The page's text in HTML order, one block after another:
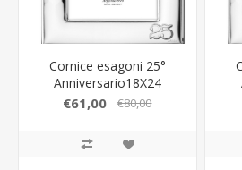
Cornice esagoni 25°
Anniversario18X24
52139/5L
€61,00 €80,00